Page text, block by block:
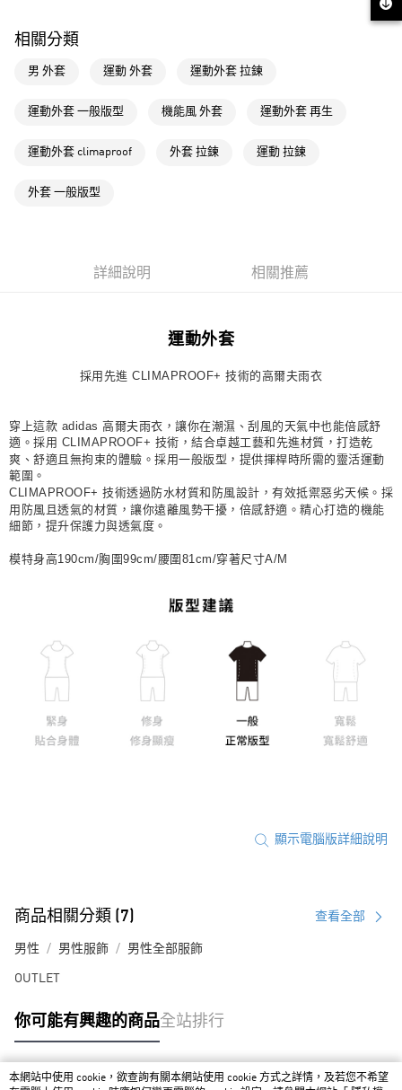
付款後全家取貨
每筆NT$80，滿NT$1,500(含以上)免運費
萊爾富取貨付款
每筆NT$80，滿NT$1,500(含以上)免運費
付款後7-11取貨
每筆NT$80，滿NT$1,500(含以上)免運費
相關分類
男 外套 運動 外套 運動外套 拉鍊
運動外套 一般版型 機能風 外套 運動外套 再生
運動外套 climaproof 外套 拉鍊 運動 拉鍊
外套 一般版型
詳細說明 相關推薦
運動外套
採用先進 CLIMAPROOF+ 技術的高爾夫雨衣
穿上這款 adidas 高爾夫雨衣，讓你在潮濕、刮風的天氣中也能倍感舒
適。採用 CLIMAPROOF+ 技術，結合卓越工藝和先進材質，打造乾
爽、舒適且無拘束的體驗。採用一般版型，提供揮桿時所需的靈活運動
範圍。
CLIMAPROOF+ 技術透過防水材質和防風設計，有效抵禦惡劣天候。採
用防風且透氣的材質，讓你遠離風勢干擾，倍感舒適。精心打造的機能
細節，提升保護力與透氣度。
模特身高190cm/胸圍99cm/腰圍81cm/穿著尺寸A/M
顯示電腦版詳細說明
商品相關分類 (7) 查看全部
男性 男性服飾 男性全部服飾
OUTLET
你可能有興趣的商品全站排行
本網站中使用 cookie，欲查詢有關本網站使用 cookie 方式之詳情，及若您不希望